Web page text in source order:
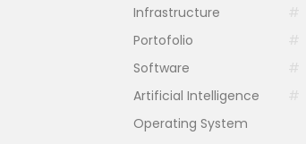
Infrastructure
Portofolio
Software
Artificial Intelligence
Operating System